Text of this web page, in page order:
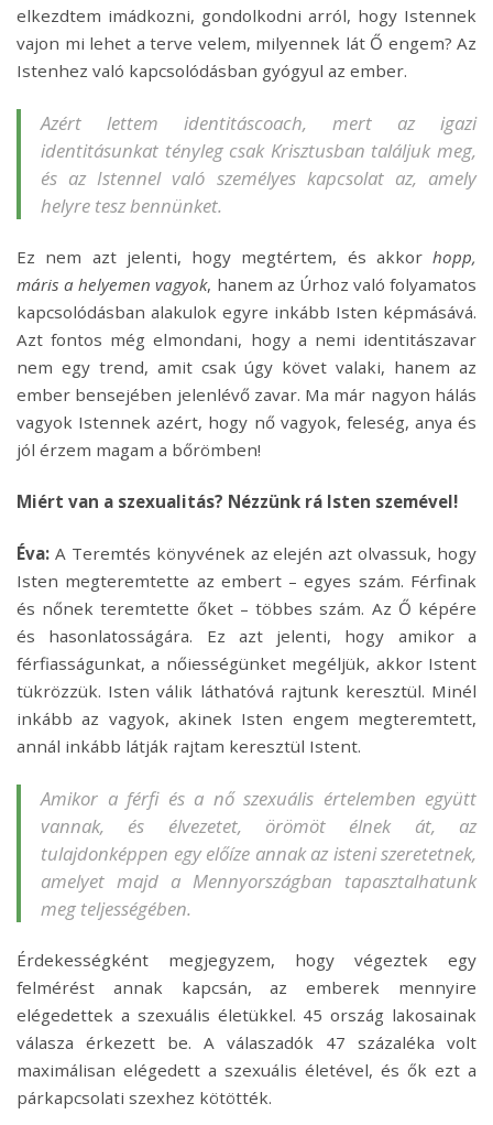
elkezdtem imádkozni, gondolkodni arról, hogy Istennek
vajon mi lehet a terve velem, milyennek lát Ő engem? Az
Istenhez való kapcsolódásban gyógyul az ember.
Azért lettem identitáscoach, mert az igazi
identitásunkat tényleg csak Krisztusban találjuk meg,
és az Istennel való személyes kapcsolat az, amely
helyre tesz bennünket.
Ez nem azt jelenti, hogy megtértem, és akkor hopp,
máris a helyemen vagyok, hanem az Úrhoz való folyamatos
kapcsolódásban alakulok egyre inkább Isten képmásává.
Azt fontos még elmondani, hogy a nemi identitászavar
nem egy trend, amit csak úgy követ valaki, hanem az
ember bensejében jelenlévő zavar. Ma már nagyon hálás
vagyok Istennek azért, hogy nő vagyok, feleség, anya és
jól érzem magam a bőrömben!
Miért van a szexualitás? Nézzünk rá Isten szemével!
Éva: A Teremtés könyvének az elején azt olvassuk, hogy
Isten megteremtette az embert – egyes szám. Férfinak
és nőnek teremtette őket – többes szám. Az Ő képére
és hasonlatosságára. Ez azt jelenti, hogy amikor a
férfiasságunkat, a nőiességünket megéljük, akkor Istent
tükrözzük. Isten válik láthatóvá rajtunk keresztül. Minél
inkább az vagyok, akinek Isten engem megteremtett,
annál inkább látják rajtam keresztül Istent.
Amikor a férfi és a nő szexuális értelemben együtt
vannak, és élvezetet, örömöt élnek át, az
tulajdonképpen egy előíze annak az isteni szeretetnek,
amelyet majd a Mennyországban tapasztalhatunk
meg teljességében.
Érdekességként megjegyzem, hogy végeztek egy
felmérést annak kapcsán, az emberek mennyire
elégedettek a szexuális életükkel. 45 ország lakosainak
válasza érkezett be. A válaszadók 47 százaléka volt
maximálisan elégedett a szexuális életével, és ők ezt a
párkapcsolati szexhez kötötték.